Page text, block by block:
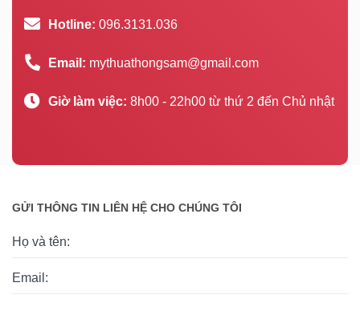
Hotline: 096.3131.036
Email: mythuathongsam@gmail.com
Giờ làm việc: 8h00 - 22h00 từ thứ 2 đến Chủ nhật
GỬI THÔNG TIN LIÊN HỆ CHO CHÚNG TÔI